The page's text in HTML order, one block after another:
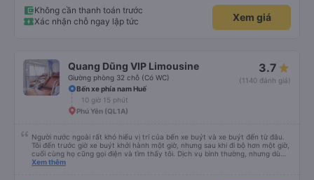
bạn ấy nha. Nếu bạn ấy bị trừ thì bảo bạn ấy liên hệ sđt của mình, mình hỗ
trợ ạ. Số mình đuôi 666, chuyến ĐH-NT ngày 16/1. À các bạn nữ lễ tân xinh
iu còn đổi cho mình phòng đơn sang đôi xong còn note là (một mình) yêu
Không cần thanh toán trước
Xác nhận chỗ ngay lập tức
Xem giá
Quang Dũng VIP Limousine
Giường phòng 32 chỗ (Có WC)
3.7
(1140 đánh giá)
Bến xe phía nam Huế
10 giờ 15 phút
Phú Yên (QL1A)
Người nước ngoài rất khó hiểu vị trí của bến xe buýt và xe buýt đến từ đâu.
Tôi đến trước giờ xe buýt khởi hành một giờ, nhưng sau khi đi bộ hơn một giờ,
cuối cùng họ cũng gọi điện và tìm thấy tôi. Dịch vụ bình thường, nhưng dù
sao thì tôi ngủ ngon hơn ở khách sạn vì tôi rất thoải mái. Sẽ tuyệt hơn nếu
Xem thêm